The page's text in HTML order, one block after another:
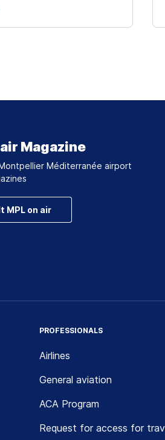
Magazine
Méditerranée airport
MPL on air
PROFESSIONALS
Airlines
General aviation
ACA Program
Request for access for